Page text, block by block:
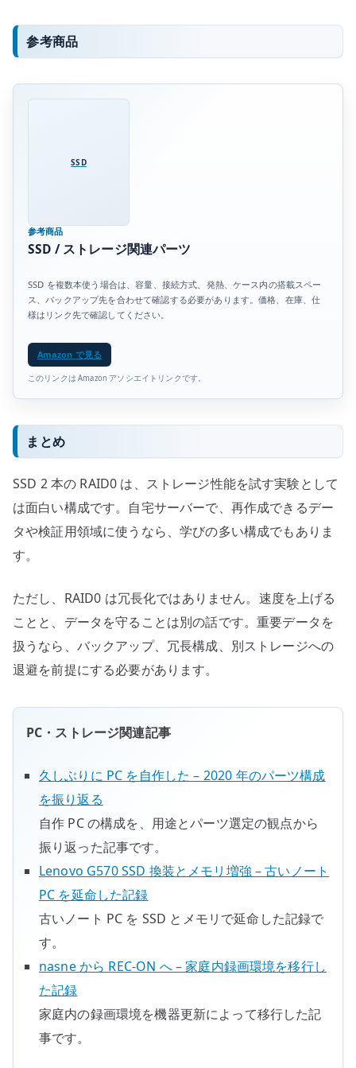
参考商品
SSD
参考商品
SSD / ストレージ関連パーツ
SSD を複数本使う場合は、容量、接続方式、発熱、ケース内の搭載スペー
ス、バックアップ先を合わせて確認する必要があります。価格、在庫、仕
様はリンク先で確認してください。
Amazon で見る
このリンクは Amazon アソシエイトリンクです。
まとめ
SSD 2 本の RAID0 は、ストレージ性能を試す実験として
は面白い構成です。自宅サーバーで、再作成できるデー
タや検証用領域に使うなら、学びの多い構成でもありま
す。
ただし、RAID0 は冗長化ではありません。速度を上げる
ことと、データを守ることは別の話です。重要データを
扱うなら、バックアップ、冗長構成、別ストレージへの
退避を前提にする必要があります。
PC・ストレージ関連記事
久しぶりに PC を自作した – 2020 年のパーツ構成
を振り返る
自作 PC の構成を、用途とパーツ選定の観点から
振り返った記事です。
Lenovo G570 SSD 換装とメモリ増強 – 古いノート
PC を延命した記録
古いノート PC を SSD とメモリで延命した記録で
す。
nasne から REC-ON へ – 家庭内録画環境を移行し
た記録
家庭内の録画環境を機器更新によって移行した記
事です。